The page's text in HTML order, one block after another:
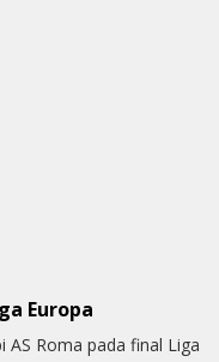
Europa
AS Roma pada final Liga